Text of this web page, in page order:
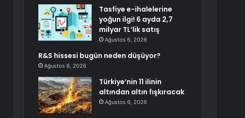
Tasfiye e-ihalelerine
yoğun ilgi! 6 ayda 2,7
milyar TL’lik satış
Ağustos 6, 2026
R&S hissesi bugün neden düşüyor?
Ağustos 6, 2026
Türkiye’nin 11 ilinin
altından altın fışkıracak
Ağustos 6, 2026